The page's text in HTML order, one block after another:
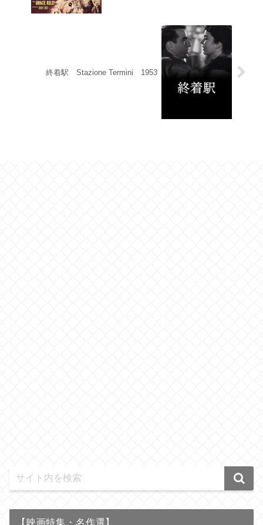
終着駅 Stazione Termini 1953
【映画特集・名作選】